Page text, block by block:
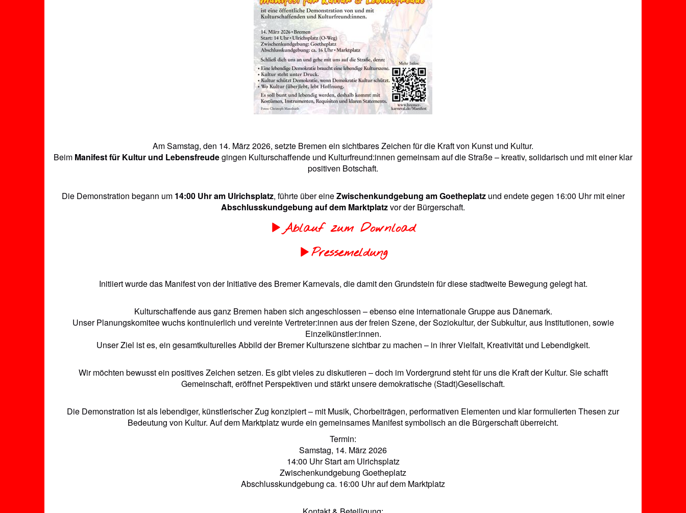
Am Samstag, den 14. März 2026, setzte Bremen ein sichtbares Zeichen für die Kraft von Kunst und Kultur.
Beim Manifest für Kultur und Lebensfreudegingen Kulturschaffende und Kulturfreund:innen gemeinsam auf die Straße – kreativ, solidarisch und mit einer klar
positiven Botschaft.
Die Demonstration begann um 14:00 Uhr am Ulrichsplatz, führte über eineZwischenkundgebung am Goetheplatzund endete gegen 16:00 Uhr mit einer
Abschlusskundgebung auf dem Marktplatzvor der Bürgerschaft.
Ablauf zum Download
Pressemeldung
Initiiert wurde das Manifest von der Initiative des Bremer Karnevals, die damit den Grundstein für diese stadtweite Bewegung gelegt hat.
Kulturschaffende aus ganz Bremen haben sich angeschlossen – ebenso eine internationale Gruppe aus Dänemark.
Unser Planungskomitee wuchs kontinuierlich und vereinte Vertreter:innen aus der freien Szene, der Soziokultur, der Subkultur, aus Institutionen, sowie
Einzelkünstler:innen.
Unser Ziel ist es, ein gesamtkulturelles Abbild der Bremer Kulturszene sichtbar zu machen – in ihrer Vielfalt, Kreativität und Lebendigkeit.
Wir möchten bewusst ein positives Zeichen setzen. Es gibt vieles zu diskutieren – doch im Vordergrund steht für uns die Kraft der Kultur. Sie schafft
Gemeinschaft, eröffnet Perspektiven und stärkt unsere demokratische (Stadt)Gesellschaft.
Die Demonstration ist als lebendiger, künstlerischer Zug konzipiert – mit Musik, Chorbeiträgen, performativen Elementen und klar formulierten Thesen zur
Bedeutung von Kultur. Auf dem Marktplatz wurde ein gemeinsames Manifest symbolisch an die Bürgerschaft überreicht.
Termin:
Samstag, 14. März 2026
14:00 Uhr Start am Ulrichsplatz
Zwischenkundgebung Goetheplatz
Abschlusskundgebung ca. 16:00 Uhr auf dem Marktplatz